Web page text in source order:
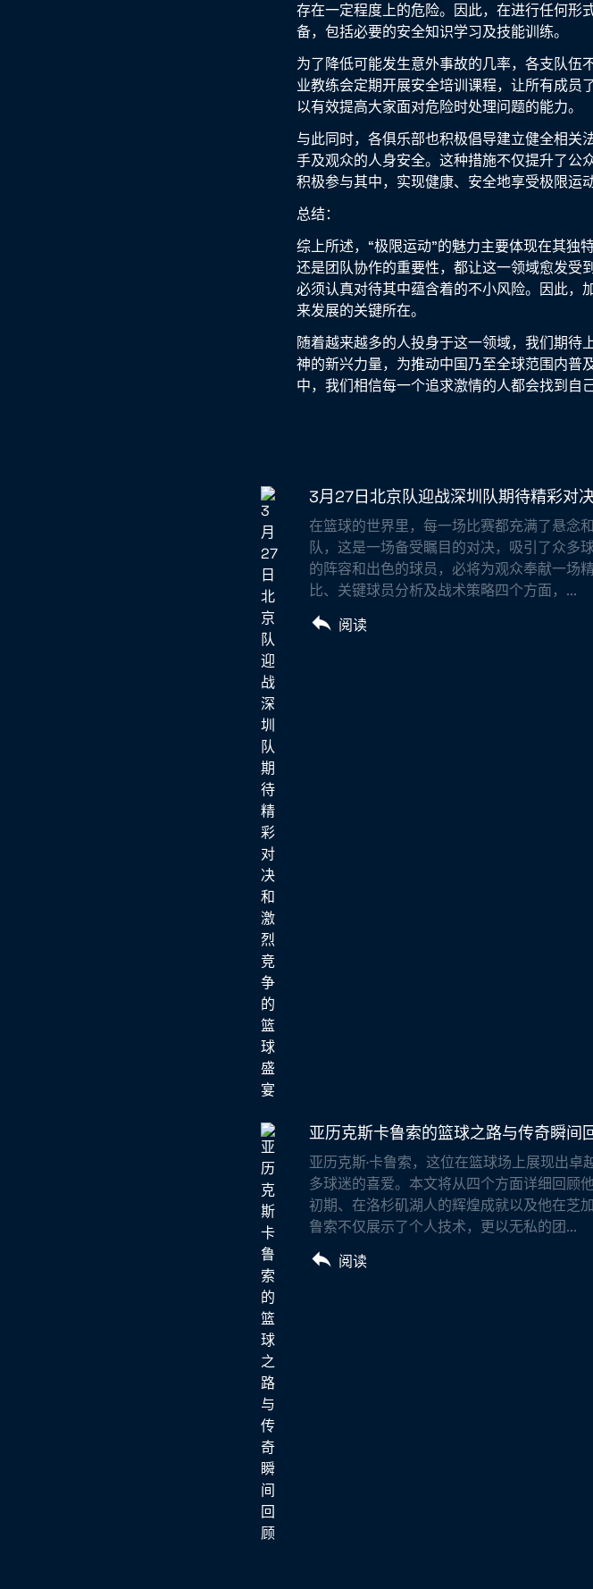
存在一定程度上的危险。因此，在进行任何
备，包括必要的安全知识学习及技能训练。
为了降低可能发生意外事故的几率，各支队伍
业教练会定期开展安全培训课程，让所有成员
以有效提高大家面对危险时处理问题的能力。
与此同时，各俱乐部也积极倡导建立健全相关
手及观众的人身安全。这种措施不仅提升了公
积极参与其中，实现健康、安全地享受极限运
总结：
综上所述，“极限运动”的魅力主要体现在其独
还是团队协作的重要性，都让这一领域愈发受
必须认真对待其中蕴含着的不小风险。因此，
来发展的关键所在。
随着越来越多的人投身于这一领域，我们期
神的新兴力量，为推动中国乃至全球范围内普
中，我们相信每一个追求激情的人都会找到自
3月27日北京队迎战深圳队期待精彩对
在篮球的世界里，每一场比赛都充满了悬念
队，这是一场备受瞩目的对决，吸引了众多
的阵容和出色的球员，必将为观众奉献一场
比、关键球员分析及战术策略四个方面，...
阅读
亚历克斯卡鲁索的篮球之路与传奇瞬间
亚历克斯·卡鲁索，这位在篮球场上展现出
多球迷的喜爱。本文将从四个方面详细回顾
初期、在洛杉矶湖人的辉煌成就以及他在芝
鲁索不仅展示了个人技术，更以无私的团...
阅读